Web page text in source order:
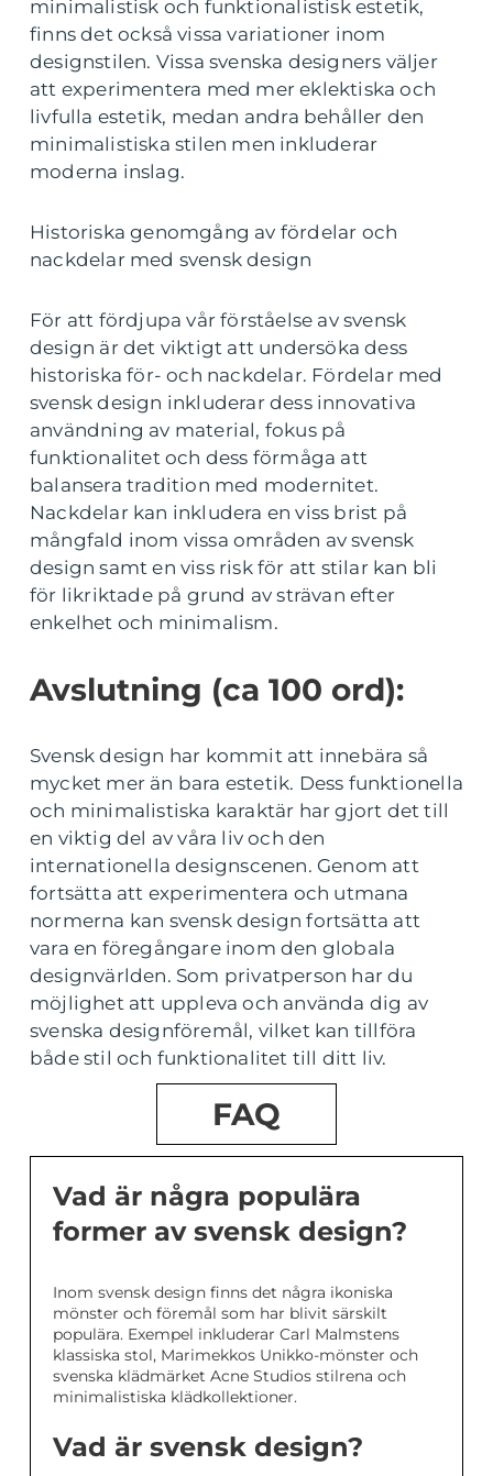
minimalistisk och funktionalistisk estetik,
finns det också vissa variationer inom
designstilen. Vissa svenska designers väljer
att experimentera med mer eklektiska och
livfulla estetik, medan andra behåller den
minimalistiska stilen men inkluderar
moderna inslag.
Historiska genomgång av fördelar och
nackdelar med svensk design
För att fördjupa vår förståelse av svensk
design är det viktigt att undersöka dess
historiska för- och nackdelar. Fördelar med
svensk design inkluderar dess innovativa
användning av material, fokus på
funktionalitet och dess förmåga att
balansera tradition med modernitet.
Nackdelar kan inkludera en viss brist på
mångfald inom vissa områden av svensk
design samt en viss risk för att stilar kan bli
för likriktade på grund av strävan efter
enkelhet och minimalism.
Avslutning (ca 100 ord):
Svensk design har kommit att innebära så
mycket mer än bara estetik. Dess funktionella
och minimalistiska karaktär har gjort det till
en viktig del av våra liv och den
internationella designscenen. Genom att
fortsätta att experimentera och utmana
normerna kan svensk design fortsätta att
vara en föregångare inom den globala
designvärlden. Som privatperson har du
möjlighet att uppleva och använda dig av
svenska designföremål, vilket kan tillföra
både stil och funktionalitet till ditt liv.
FAQ
Vad är några populära
former av svensk design?
Inom svensk design finns det några ikoniska
mönster och föremål som har blivit särskilt
populära. Exempel inkluderar Carl Malmstens
klassiska stol, Marimekkos Unikko-mönster och
svenska klädmärket Acne Studios stilrena och
minimalistiska klädkollektioner.
Vad är svensk design?